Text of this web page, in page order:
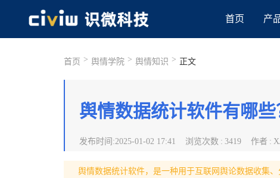
首页 产
首页 > 舆情学院 > 舆情知识 > 正文
舆情数据统计软件有哪些
发布时间 :2025-01-02 17:41 浏览次数 : 3419 作者 :
舆情数据统计软件，是一种用于互联网舆论数据收集